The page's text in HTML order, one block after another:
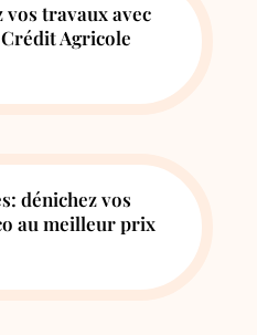
vos travaux avec
Agricole
dénichez vos
au meilleur prix